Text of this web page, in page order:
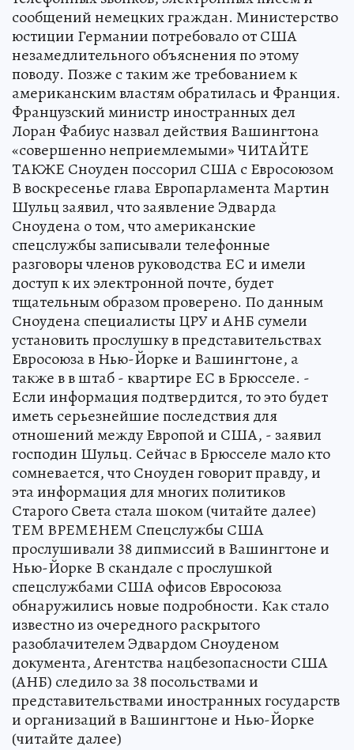
сообщений немецких граждан. Министерство
юстиции Германии потребовало от США
незамедлительного объяснения по этому
поводу. Позже с таким же требованием к
американским властям обратилась и Франция.
Французский министр иностранных дел
Лоран Фабиус назвал действия Вашингтона
«совершенно неприемлемыми» ЧИТАЙТЕ
ТАКЖЕ Сноуден поссорил США с Евросоюзом
В воскресенье глава Европарламента Мартин
Шульц заявил, что заявление Эдварда
Сноудена о том, что американские
спецслужбы записывали телефонные
разговоры членов руководства ЕС и имели
доступ к их электронной почте, будет
тщательным образом проверено. По данным
Сноудена специалисты ЦРУ и АНБ сумели
установить прослушку в представительствах
Евросоюза в Нью-Йорке и Вашингтоне, а
также в в штаб - квартире ЕС в Брюсселе. -
Если информация подтвердится, то это будет
иметь серьезнейшие последствия для
отношений между Европой и США, - заявил
господин Шульц. Сейчас в Брюсселе мало кто
сомневается, что Сноуден говорит правду, и
эта информация для многих политиков
Старого Света стала шоком (читайте далее)
ТЕМ ВРЕМЕНЕМ Спецслужбы США
прослушивали 38 дипмиссий в Вашингтоне и
Нью-Йорке В скандале с прослушкой
спецслужбами США офисов Евросоюза
обнаружились новые подробности. Как стало
известно из очередного раскрытого
разоблачителем Эдвардом Сноуденом
документа, Агентства нацбезопасности США
(АНБ) следило за 38 посольствами и
представительствами иностранных государств
и организаций в Вашингтоне и Нью-Йорке
(читайте далее)